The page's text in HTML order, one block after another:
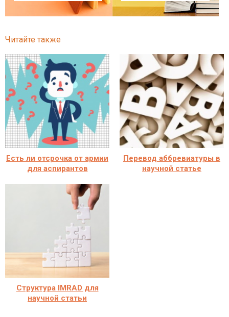
Читайте также
Есть ли отсрочка от армии
для аспирантов
Перевод аббревиатуры в
научной статье
Структура IMRAD для
научной статьи